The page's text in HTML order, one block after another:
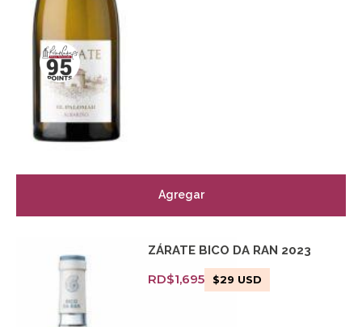
Agregar
ZÁRATE BICO DA RAN 2023
RD$1,695 $29 USD